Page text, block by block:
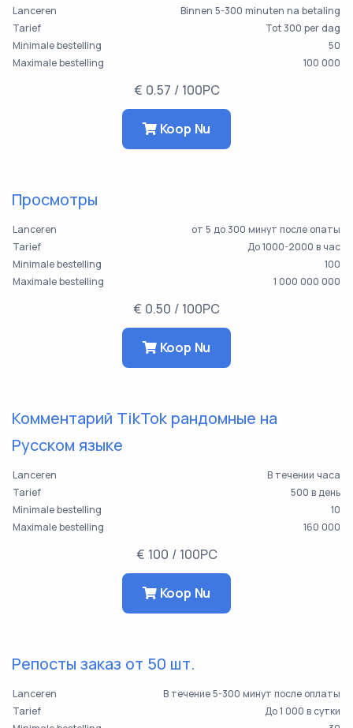
Lanceren
Binnen 5-300 minuten na betaling
Tarief
Tot 300 per dag
Minimale bestelling
50
Maximale bestelling
100 000
€ 0.57 / 100PC
Koop Nu
Просмотры
Lanceren
от 5 до 300 минут после опаты
Tarief
До 1000-2000 в час
Minimale bestelling
100
Maximale bestelling
1 000 000 000
€ 0.50 / 100PC
Koop Nu
Комментарий TikTok рандомные на
Русском языке
Lanceren
В течении часа
Tarief
500 в день
Minimale bestelling
10
Maximale bestelling
160 000
€ 100 / 100PC
Koop Nu
Репосты заказ от 50 шт.
Lanceren
В течение 5-300 минут после оплаты
Tarief
До 1 000 в сутки